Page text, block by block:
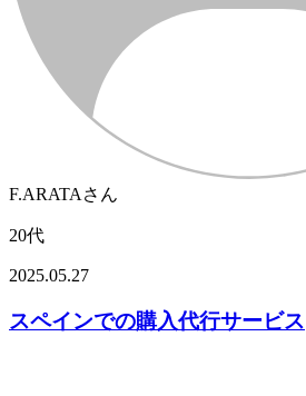
F.ARATAさん
20代
2025.05.27
スペインでの購入代行サービス